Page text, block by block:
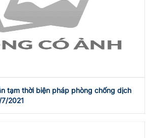
tạm thời biện pháp phòng chống dịch
2021